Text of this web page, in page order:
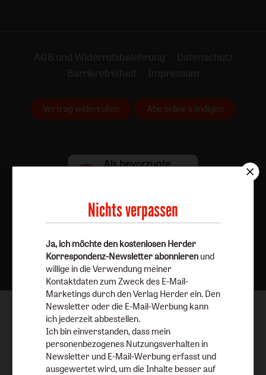
AGB und Widerrufsbelehrung
Datenschutz
Barrierefreiheit
Impressum
Vertrag widerrufen Abo online kündigen
Nach oben
Nichts verpassen
Ja, ich möchte den kostenlosen Herder
Korrespondenz-Newsletter abonnieren und
willige in die Verwendung meiner
Kontaktdaten zum Zweck des E-Mail-
Marketings durch den Verlag Herder ein. Den
Newsletter oder die E-Mail-Werbung kann
ich jederzeit abbestellen.
Ich bin einverstanden, dass mein
personenbezogenes Nutzungsverhalten in
Newsletter und E-Mail-Werbung erfasst und
ausgewertet wird, um die Inhalte besser auf